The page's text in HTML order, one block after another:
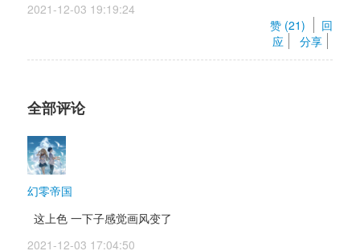
2021-12-03 19:19:24
赞 (21)
回
应
分享
全部评论
幻零帝国
这上色 一下子感觉画风变了
2021-12-03 17:04:50